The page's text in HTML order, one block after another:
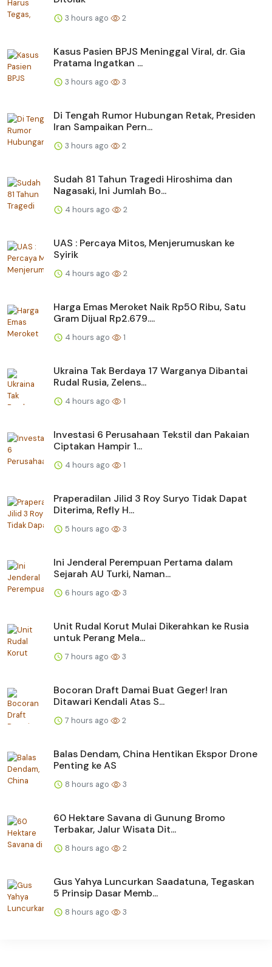
3 hours ago 2
Kasus Pasien BPJS Meninggal Viral, dr. Gia
Pratama Ingatkan ...
3 hours ago 3
Di Tengah Rumor Hubungan Retak, Presiden
Iran Sampaikan Pern...
3 hours ago 2
Sudah 81 Tahun Tragedi Hiroshima dan
Nagasaki, Ini Jumlah Bo...
4 hours ago 2
UAS : Percaya Mitos, Menjerumuskan ke
Syirik
4 hours ago 2
Harga Emas Meroket Naik Rp50 Ribu, Satu
Gram Dijual Rp2.679....
4 hours ago 1
Ukraina Tak Berdaya 17 Warganya Dibantai
Rudal Rusia, Zelens...
4 hours ago 1
Investasi 6 Perusahaan Tekstil dan Pakaian
Ciptakan Hampir 1...
4 hours ago 1
Praperadilan Jilid 3 Roy Suryo Tidak Dapat
Diterima, Refly H...
5 hours ago 3
Ini Jenderal Perempuan Pertama dalam
Sejarah AU Turki, Naman...
6 hours ago 3
Unit Rudal Korut Mulai Dikerahkan ke Rusia
untuk Perang Mela...
7 hours ago 3
Bocoran Draft Damai Buat Geger! Iran
Ditawari Kendali Atas S...
7 hours ago 2
Balas Dendam, China Hentikan Ekspor Drone
Penting ke AS
8 hours ago 3
60 Hektare Savana di Gunung Bromo
Terbakar, Jalur Wisata Dit...
8 hours ago 2
Gus Yahya Luncurkan Saadatuna, Tegaskan
5 Prinsip Dasar Memb...
8 hours ago 3